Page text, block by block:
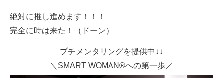
絶対に推し進めます！！！
完全に時は来た！（ドーン）
プチメンタリングを提供中↓↓
＼SMART WOMAN®への第一歩／